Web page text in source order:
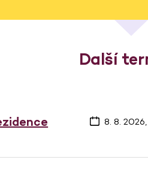
Další
8. 8.